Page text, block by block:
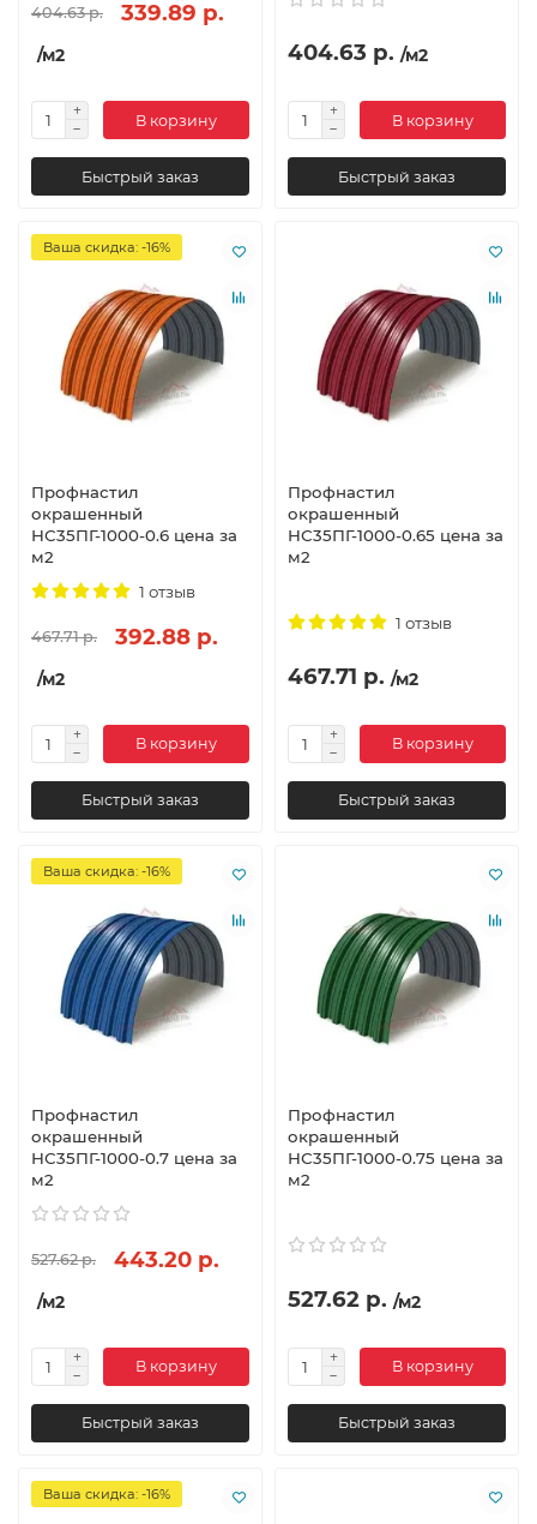
404.63 р. 339.89 р.
/м2
В корзину
Быстрый заказ
404.63 р. /м2
В корзину
Быстрый заказ
Ваша скидка: -16%
Профнастил
окрашенный
НС35ПГ-1000-0.6 цена за
м2
1 отзыв
467.71 р. 392.88 р.
/м2
В корзину
Быстрый заказ
Профнастил
окрашенный
НС35ПГ-1000-0.65 цена за
м2
1 отзыв
467.71 р. /м2
В корзину
Быстрый заказ
Ваша скидка: -16%
Профнастил
окрашенный
НС35ПГ-1000-0.7 цена за
м2
527.62 р. 443.20 р.
/м2
В корзину
Быстрый заказ
Профнастил
окрашенный
НС35ПГ-1000-0.75 цена за
м2
527.62 р. /м2
В корзину
Быстрый заказ
Ваша скидка: -16%